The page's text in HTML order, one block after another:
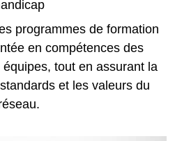
programmes de formation
en compétences des
tout en assurant la
et les valeurs du